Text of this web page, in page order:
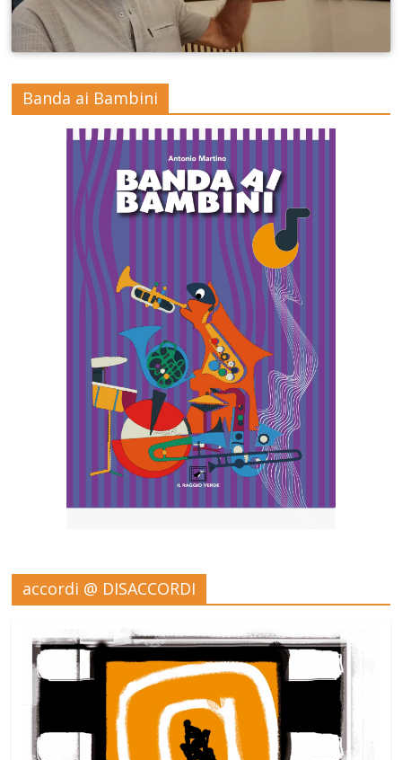
Banda ai Bambini
accordi @ DISACCORDI